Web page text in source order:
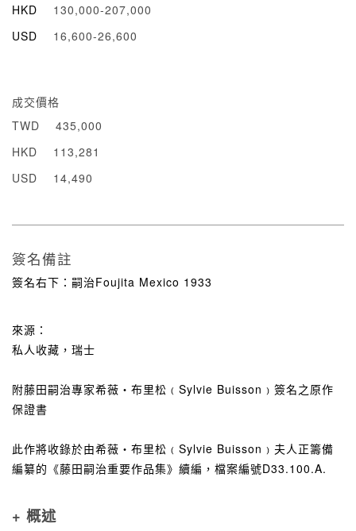
HKD
130,000-207,000
USD
16,600-26,600
成交價格
TWD
435,000
HKD
113,281
USD
14,490
簽名備註
簽名右下：嗣治Foujita Mexico 1933
來源：
私人收藏，瑞士
附藤田嗣治專家希薇‧布里松﹙Sylvie Buisson﹚簽名之原作
保證書
此作將收錄於由希薇‧布里松﹙Sylvie Buisson﹚夫人正籌備
編纂的《藤田嗣治重要作品集》續編，檔案編號D33.100.A.
+ 概述